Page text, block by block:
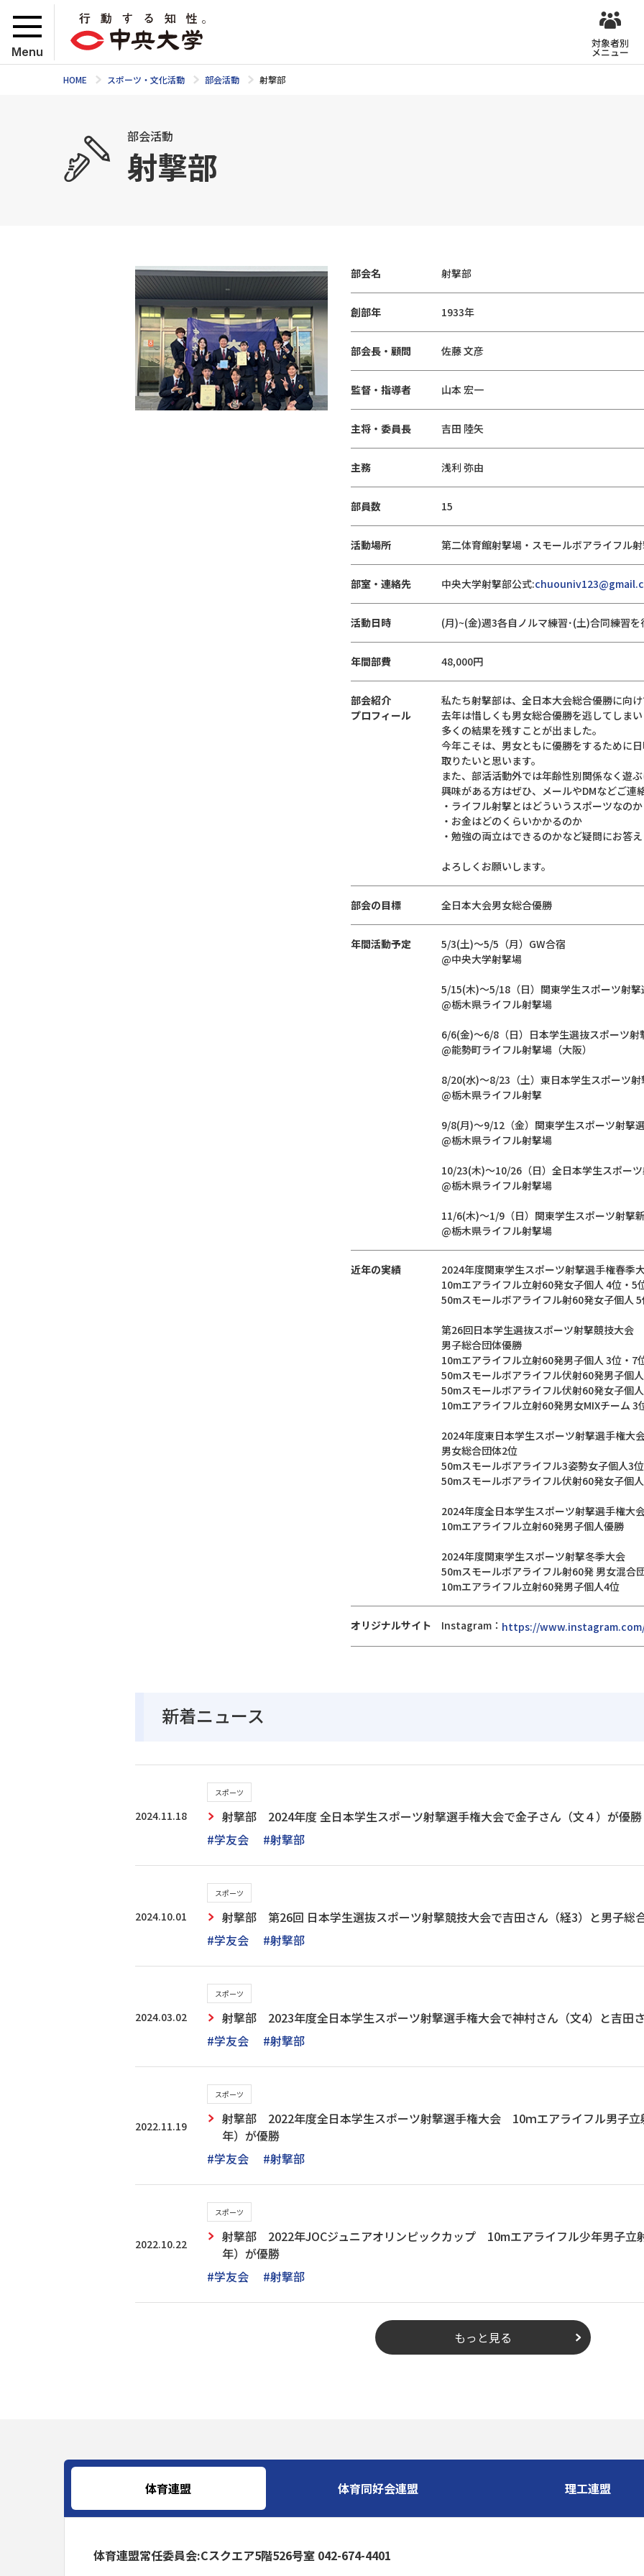
Menu
対象者別
メニュー
HOME スポーツ・文化活動 部会活動 射撃部
部会活動
射撃部
部会名 射撃部
創部年 1933年
部会長・顧問 佐藤 文彦
監督・指導者 山本 宏一
主将・委員長 吉田 陸矢
主務 浅利 弥由
部員数 15
活動場所 第二体育館射撃場・スモールボアライフル
部室・連絡先 中央大学射撃部公式:
活動日時 (月)~(金)週3各自ノルマ練習･(土)合同練習を
年間部費 48,000円
部会紹介
プロフィール
私たち射撃部は、全日本大会総合優勝に向け
去年は惜しくも男女総合優勝を逃してしま
多くの結果を残すことが出ました。
今年こそは、男女ともに優勝をするために
取りたいと思います。
また、部活活動外では年齢性別関係なく遊
興味がある方はぜひ、メールやDMなどご連
・ライフル射撃とはどういうスポーツなのか
・お金はどのくらいかかるのか
・勉強の両立はできるのかなど疑問にお答え
よろしくお願いします。
部会の目標 全日本大会男女総合優勝
年間活動予定
5/3(土)〜5/5（月）GW合宿
@中央大学射撃場
5/15(木)〜5/18（日）関東学生スポーツ射
@栃木県ライフル射撃場
6/6(金)〜6/8（日）日本学生選抜スポーツ射
@能勢町ライフル射撃場（大阪）
8/20(水)〜8/23（土）東日本学生スポーツ
@栃木県ライフル射撃
9/8(月)〜9/12（金）関東学生スポーツ射撃
@栃木県ライフル射撃場
10/23(木)〜10/26（日）全日本学生スポー
@栃木県ライフル射撃場
11/6(木)〜1/9（日）関東学生スポーツ射撃
@栃木県ライフル射撃場
近年の実績
2024年度関東学生スポーツ射撃選手権春季
10mエアライフル立射60発女子個人 4位・5
50mスモールボアライフル射60発女子個人
第26回日本学生選抜スポーツ射撃競技大会
男子総合団体優勝
10mエアライフル立射60発男子個人 3位・7
50mスモールボアライフル伏射60発男子個
50mスモールボアライフル伏射60発女子個
10mエアライフル立射60発男女MIXチーム 3
2024年度東日本学生スポーツ射撃選手権大
男女総合団体2位
50mスモールボアライフル3姿勢女子個人3位
50mスモールボアライフル伏射60発女子個
2024年度全日本学生スポーツ射撃選手権大
10mエアライフル立射60発男子個人優勝
2024年度関東学生スポーツ射撃冬季大会
50mスモールボアライフル射60発 男女混合
10mエアライフル立射60発男子個人4位
オリジナルサイト Instagram： https://
新着ニュース
2024.11.18
スポーツ
射撃部 2024年度 全日本学生スポーツ射撃選手権大会で金子さん（文４）が優勝
#学友会
#射撃部
2024.10.01
スポーツ
射撃部 第26回 日本学生選抜スポーツ射撃競技大会で吉田さん（経3）と男子総
#学友会
#射撃部
2024.03.02
スポーツ
射撃部 2023年度全日本学生スポーツ射撃選手権大会で神村さん（文4）と吉田
#学友会
#射撃部
2022.11.19
スポーツ
射撃部 2022年度全日本学生スポーツ射撃選手権大会 10ｍエアライフル男子立
年）が優勝
#学友会
#射撃部
2022.10.22
スポーツ
射撃部 2022年JOCジュニアオリンピックカップ 10mエアライフル少年男子立
年）が優勝
#学友会
#射撃部
もっと見る
体育連盟 体育同好会連盟 理工連盟
体育連盟常任委員会:Cスクエア5階526号室 042-674-4401